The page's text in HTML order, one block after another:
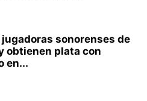
jugadoras sonorenses de
obtienen plata con
en...